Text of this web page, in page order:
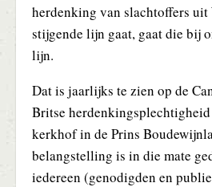
herdenking van slachtoffers uit
stijgende lijn gaat, gaat die bij
lijn.
Dat is jaarlijks te zien op de
Britse herdenkingsplechtigheid
kerkhof in de Prins
belangstelling is in die mate
iedereen (genodigden en